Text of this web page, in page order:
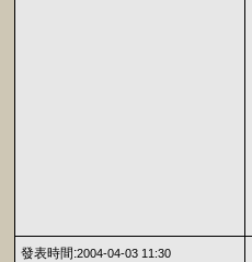
發表時間:2004-04-03 11:30